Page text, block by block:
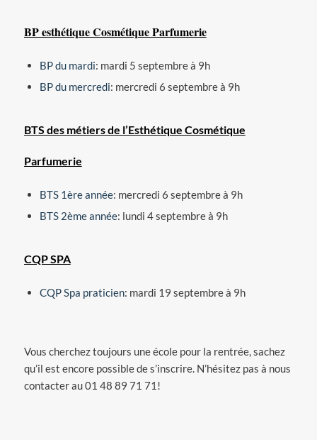
BP esthétique Cosmétique Parfumerie
BP du mardi: mardi 5 septembre à 9h
BP du mercredi: mercredi 6 septembre à 9h
BTS des métiers de l’Esthétique Cosmétique
Parfumerie
BTS 1ère année: mercredi 6 septembre à 9h
BTS 2ème année: lundi 4 septembre à 9h
CQP SPA
CQP Spa praticien: mardi 19 septembre à 9h
Vous cherchez toujours une école pour la rentrée, sachez
qu’il est encore possible de s’inscrire. N’hésitez pas à nous
contacter au 01 48 89 71 71!